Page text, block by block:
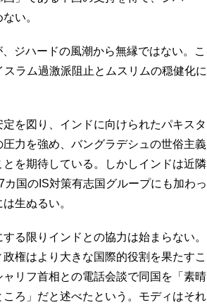
い。
ジハードの風潮から無縁ではない。こ
ラム過激派阻止とムスリムの穏健化に
を図り、インドに向けられたパキスタ
力を強め、バングラデシュの世俗主義
を期待している。しかしインドは近隣
国のIS対策有志国グループにも加わっ
生ぬるい。
る限りインドとの協力は始まらない。
権はより大きな国際的役割を果たすこ
リフ首相との電話会談で同国を「素晴
ろ」だと述べたという。モディはそれ